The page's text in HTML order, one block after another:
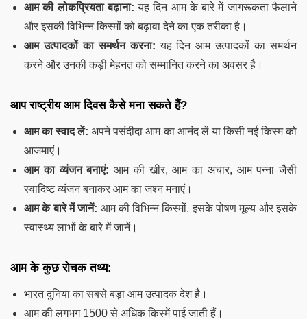
आम की लोकप्रियता बढ़ाना: यह दिन आम के बारे में जागरूकता फैलाने
और इसकी विभिन्न किस्मों को बढ़ावा देने का एक तरीका है।
आम उत्पादकों का समर्थन करना: यह दिन आम उत्पादकों का समर्थन
करने और उनकी कड़ी मेहनत को सम्मानित करने का अवसर है।
आप राष्ट्रीय आम दिवस कैसे मना सकते हैं?
आम का स्वाद लें: अपने पसंदीदा आम का आनंद लें या किसी नई किस्म को
आजमाएं।
आम का व्यंजन बनाएं: आम की खीर, आम का अचार, आम पन्ना जैसी
स्वादिष्ट व्यंजन बनाकर आम का जश्न मनाएं।
आम के बारे में जानें: आम की विभिन्न किस्मों, इसके पोषण मूल्य और इसके
स्वास्थ्य लाभों के बारे में जानें।
आम के कुछ रोचक तथ्य:
भारत दुनिया का सबसे बड़ा आम उत्पादक देश है।
आम की लगभग 1500 से अधिक किस्में पाई जाती हैं।